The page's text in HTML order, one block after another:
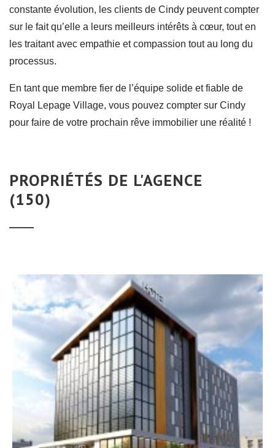
constante évolution, les clients de Cindy peuvent compter
sur le fait qu’elle a leurs meilleurs intérêts à cœur, tout en
les traitant avec empathie et compassion tout au long du
processus.
En tant que membre fier de l’équipe solide et fiable de
Royal Lepage Village, vous pouvez compter sur Cindy
pour faire de votre prochain rêve immobilier une réalité !
PROPRIÉTÉS DE L'AGENCE
(150)